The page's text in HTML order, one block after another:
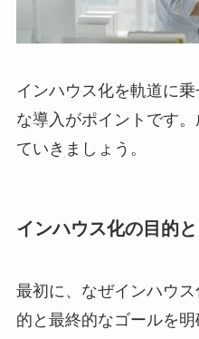
インハウス化を軌道に
な導入がポイントです
ていきましょう。
インハウス化の目的
最初に、なぜインハウ
的と最終的なゴールを